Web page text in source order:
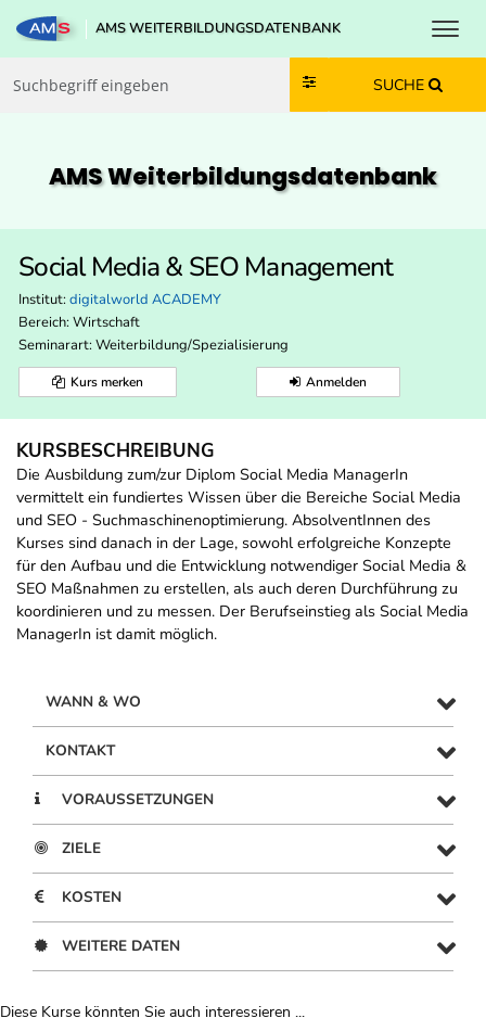
Zum Inhalt springen
Zum Navmenü springen
Zur Suche springen
Zur Footer springen
AMS WEITERBILDUNGSDATENBANK
SUCHE
AMS Weiterbildungs­datenbank
Social Media & SEO Management
Institut: digitalworld ACADEMY
Bereich: Wirtschaft
Seminarart: Weiterbildung/Spezialisierung
Kurs merken Anmelden
KURSBESCHREIBUNG
Die Ausbildung zum/zur Diplom Social Media ManagerIn
vermittelt ein fundiertes Wissen über die Bereiche Social Media
und SEO - Suchmaschinenoptimierung. AbsolventInnen des
Kurses sind danach in der Lage, sowohl erfolgreiche Konzepte
für den Aufbau und die Entwicklung notwendiger Social Media &
SEO Maßnahmen zu erstellen, als auch deren Durchführung zu
koordinieren und zu messen. Der Berufseinstieg als Social Media
ManagerIn ist damit möglich.
WANN & WO
KONTAKT
VORAUSSETZUNGEN
ZIELE
KOSTEN
WEITERE DATEN
Diese Kurse könnten Sie auch interessieren ...